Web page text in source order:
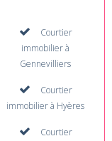
Courtier
immobilier à
Gennevilliers
Courtier
immobilier à Hyères
Courtier